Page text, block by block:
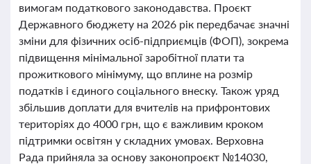
вимогам податкового законодавства. Проєкт
Державного бюджету на 2026 рік передбачає значні
зміни для фізичних осіб-підприємців (ФОП), зокрема
підвищення мінімальної заробітної плати та
прожиткового мінімуму, що вплине на розмір
податків і єдиного соціального внеску. Також уряд
збільшив доплати для вчителів на прифронтових
територіях до 4000 грн, що є важливим кроком
підтримки освітян у складних умовах. Верховна
Рада прийняла за основу законопроєкт №14030,